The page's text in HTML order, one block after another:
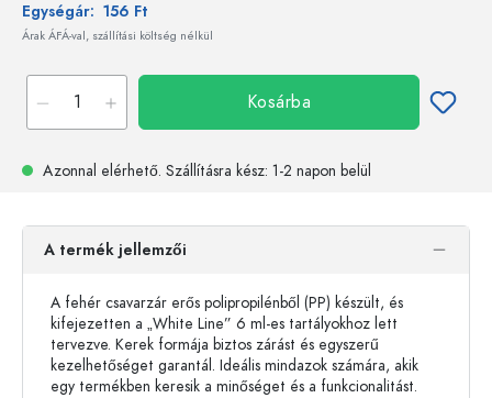
Egységár: 156 Ft
Árak ÁFÁ-val, szállítási költség nélkül
Kosárba
Azonnal elérhető. Szállításra kész: 1-2 napon belül
A termék jellemzői
A fehér csavarzár erős polipropilénből (PP) készült, és
kifejezetten a „White Line” 6 ml-es tartályokhoz lett
tervezve. Kerek formája biztos zárást és egyszerű
kezelhetőséget garantál. Ideális mindazok számára, akik
egy termékben keresik a minőséget és a funkcionalitást.